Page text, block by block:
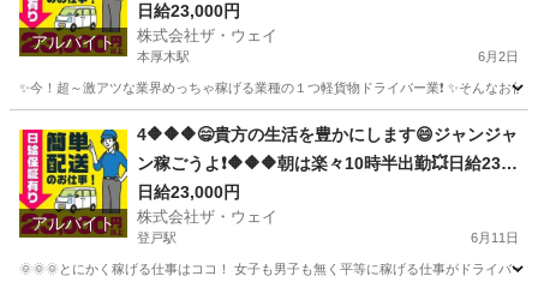
アルバイト
楽しく仕事したい人～大集合🎵軽貨物ドライバー
🌸
日給23,000円
株式会社ザ・ウェイ
本厚木駅 6月2日
✨今！超～激アツな業界めっちゃ稼げる業種の１つ軽貨物ドライバー業❗️ ✨そんなお
本厚木駅 ドライバー ネットスーパー
アルバイト
4🔶🔶🔶😄貴方の生活を豊かにします😄ジャンジャ
ン稼ごうよ❗️🔶🔶🔶朝は楽々10時半出勤💥日給230
00円以上❗️事業拡大につき大量募集❗️❗️❗️
日給23,000円
株式会社ザ・ウェイ
登戸駅 6月11日
🌞🌞🌞とにかく稼げる仕事はココ！ 女子も男子も無く平等に稼げる仕事がドライバ